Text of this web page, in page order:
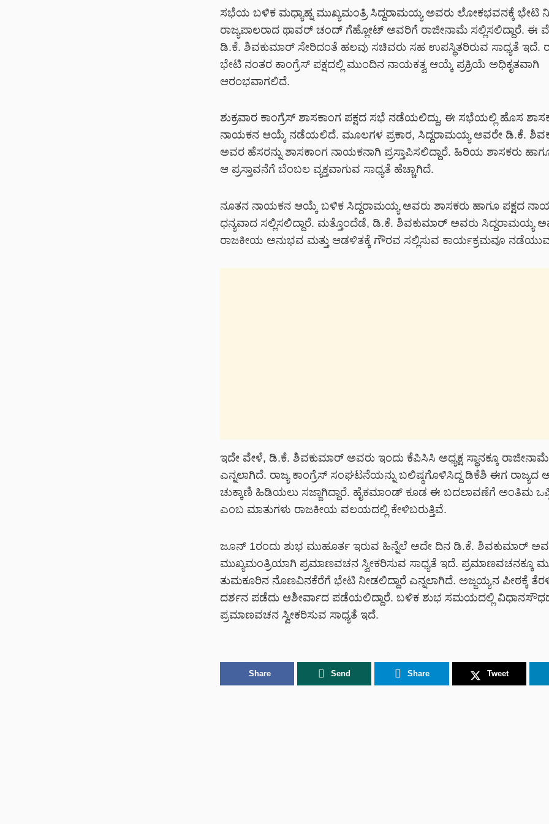
ಸಭೆಯ ಬಳಿಕ ಮಧ್ಯಾಹ್ನ ಮುಖ್ಯಮಂತ್ರಿ ಸಿದ್ದರಾಮಯ್ಯ ಅವರು ಲೋಕಭವನಕ್ಕೆ ಭೇಟಿ
ರಾಜ್ಯಪಾಲರಾದ ಥಾವರ್ ಚಂದ್ ಗೆಹ್ಲೋಟ್ ಅವರಿಗೆ ರಾಜೀನಾಮೆ ಸಲ್ಲಿಸಲಿದ್ದಾರೆ. ಈ
ಡಿ.ಕೆ. ಶಿವಕುಮಾರ್ ಸೇರಿದಂತೆ ಹಲವು ಸಚಿವರು ಸಹ ಉಪಸ್ಥಿತರಿರುವ ಸಾಧ್ಯತೆ ಇದೆ.
ಭೇಟಿ ನಂತರ ಕಾಂಗ್ರೆಸ್ ಪಕ್ಷದಲ್ಲಿ ಮುಂದಿನ ನಾಯಕತ್ವ ಆಯ್ಕೆ ಪ್ರಕ್ರಿಯೆ ಅಧಿಕೃತವಾಗಿ
ಆರಂಭವಾಗಲಿದೆ.
ಶುಕ್ರವಾರ ಕಾಂಗ್ರೆಸ್ ಶಾಸಕಾಂಗ ಪಕ್ಷದ ಸಭೆ ನಡೆಯಲಿದ್ದು, ಈ ಸಭೆಯಲ್ಲಿ ಹೊಸ
ನಾಯಕನ ಆಯ್ಕೆ ನಡೆಯಲಿದೆ. ಮೂಲಗಳ ಪ್ರಕಾರ, ಸಿದ್ದರಾಮಯ್ಯ ಅವರೇ ಡಿ.ಕೆ.
ಅವರ ಹೆಸರನ್ನು ಶಾಸಕಾಂಗ ನಾಯಕನಾಗಿ ಪ್ರಸ್ತಾಪಿಸಲಿದ್ದಾರೆ. ಹಿರಿಯ ಶಾಸಕರು
ಆ ಪ್ರಸ್ತಾವನೆಗೆ ಬೆಂಬಲ ವ್ಯಕ್ತವಾಗುವ ಸಾಧ್ಯತೆ ಹೆಚ್ಚಾಗಿದೆ.
ನೂತನ ನಾಯಕನ ಆಯ್ಕೆ ಬಳಿಕ ಸಿದ್ದರಾಮಯ್ಯ ಅವರು ಶಾಸಕರು ಹಾಗೂ ಪಕ್ಷದ
ಧನ್ಯವಾದ ಸಲ್ಲಿಸಲಿದ್ದಾರೆ. ಮತ್ತೊಂದೆಡೆ, ಡಿ.ಕೆ. ಶಿವಕುಮಾರ್ ಅವರು ಸಿದ್ದರಾಮಯ್ಯ
ರಾಜಕೀಯ ಅನುಭವ ಮತ್ತು ಆಡಳಿತಕ್ಕೆ ಗೌರವ ಸಲ್ಲಿಸುವ ಕಾರ್ಯಕ್ರಮವೂ ನಡೆಯುವ
ಇದೇ ವೇಳೆ, ಡಿ.ಕೆ. ಶಿವಕುಮಾರ್ ಅವರು ಇಂದು ಕೆಪಿಸಿಸಿ ಅಧ್ಯಕ್ಷ ಸ್ಥಾನಕ್ಕೂ ರಾಜೀನಾಮೆ
ಎನ್ನಲಾಗಿದೆ. ರಾಜ್ಯ ಕಾಂಗ್ರೆಸ್ ಸಂಘಟನೆಯನ್ನು ಬಲಿಷ್ಠಗೊಳಿಸಿದ್ದ ಡಿಕೆಶಿ ಈಗ ರಾಜ್ಯದ
ಚುಕ್ಕಾಣಿ ಹಿಡಿಯಲು ಸಜ್ಜಾಗಿದ್ದಾರೆ. ಹೈಕಮಾಂಡ್ ಕೂಡ ಈ ಬದಲಾವಣೆಗೆ ಅಂತಿಮ
ಎಂಬ ಮಾತುಗಳು ರಾಜಕೀಯ ವಲಯದಲ್ಲಿ ಕೇಳಿಬರುತ್ತಿವೆ.
ಜೂನ್ 1ರಂದು ಶುಭ ಮುಹೂರ್ತ ಇರುವ ಹಿನ್ನೆಲೆ ಅದೇ ದಿನ ಡಿ.ಕೆ. ಶಿವಕುಮಾರ್
ಮುಖ್ಯಮಂತ್ರಿಯಾಗಿ ಪ್ರಮಾಣವಚನ ಸ್ವೀಕರಿಸುವ ಸಾಧ್ಯತೆ ಇದೆ. ಪ್ರಮಾಣವಚನಕ್ಕೂ
ತುಮಕೂರಿನ ನೊಣವಿನಕೆರೆಗೆ ಭೇಟಿ ನೀಡಲಿದ್ದಾರೆ ಎನ್ನಲಾಗಿದೆ. ಅಜ್ಜಯ್ಯನ ಪೀಠಕ್ಕೆ ತೆರಳಿ
ದರ್ಶನ ಪಡೆದು ಆಶೀರ್ವಾದ ಪಡೆಯಲಿದ್ದಾರೆ. ಬಳಿಕ ಶುಭ ಸಮಯದಲ್ಲಿ
ಪ್ರಮಾಣವಚನ ಸ್ವೀಕರಿಸುವ ಸಾಧ್ಯತೆ ಇದೆ.
Share Send Share Tweet